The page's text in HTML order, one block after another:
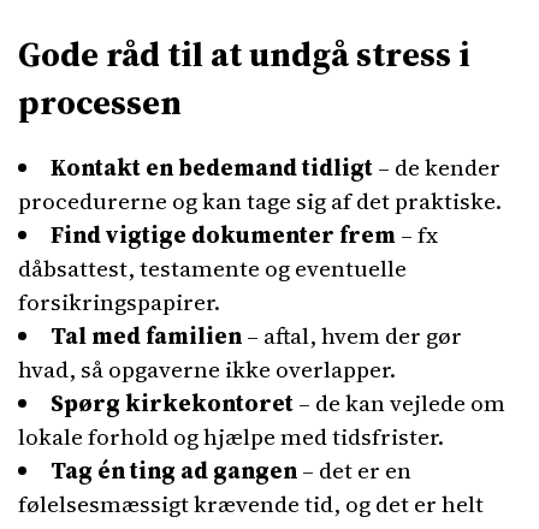
Gode råd til at undgå stress i
processen
Kontakt en bedemand tidligt– de kender
procedurerne og kan tage sig af det praktiske.
Find vigtige dokumenter frem– fx
dåbsattest, testamente og eventuelle
forsikringspapirer.
Tal med familien– aftal, hvem der gør
hvad, så opgaverne ikke overlapper.
Spørg kirkekontoret– de kan vejlede om
lokale forhold og hjælpe med tidsfrister.
Tag én ting ad gangen– det er en
følelsesmæssigt krævende tid, og det er helt